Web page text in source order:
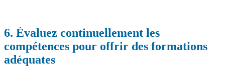
6. Évaluez continuellement les
compétences pour offrir des formations
adéquates